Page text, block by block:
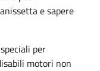
e sapere
per
motori non